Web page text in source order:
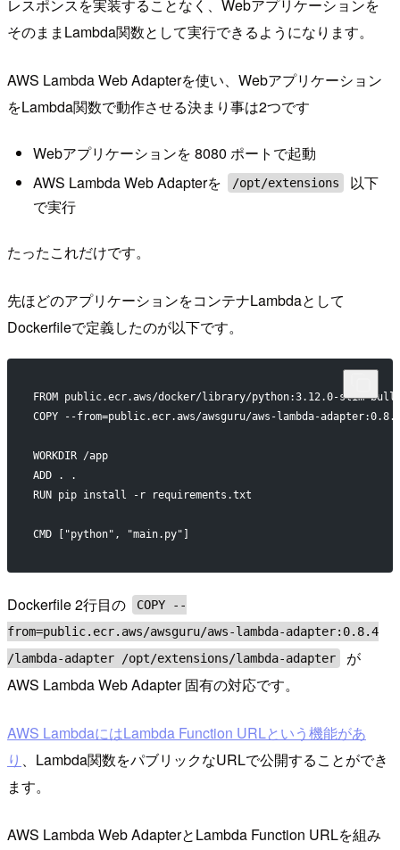
レスポンスを実装することなく、Webアプリケーションを
そのままLambda関数として実行できるようになります。
AWS Lambda Web Adapterを使い、Webアプリケーション
をLambda関数で動作させる決まり事は2つです
Webアプリケーションを 8080 ポートで起動
AWS Lambda Web Adapterを
/opt/extensions
以下
で実行
たったこれだけです。
先ほどのアプリケーションをコンテナLambdaとして
Dockerfileで定義したのが以下です。
FROM public.ecr.aws/docker/library/python:3.12.0-slim-
COPY --from=public.ecr.aws/awsguru/aws-lambda-
WORKDIR /app
ADD . .
RUN pip install -r requirements.txt
CMD ["python", "main.py"]
Dockerfile 2行目の
COPY --
from=public.ecr.aws/awsguru/aws-lambda-adapter:0.8.4
/lambda-adapter /opt/extensions/lambda-adapter
が
AWS Lambda Web Adapter 固有の対応です。
AWS LambdaにはLambda Function URLという機能があ
り 、Lambda関数をパブリックなURLで公開することができ
ます。
AWS Lambda Web AdapterとLambda Function URLを組み